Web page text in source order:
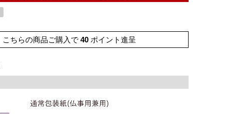
こちらの商品ご購入で 40 ポイント進呈